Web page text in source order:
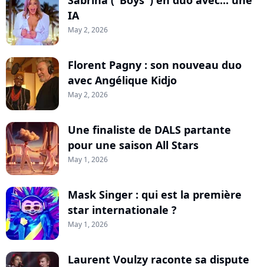
IA
May 2, 2026
Florent Pagny : son nouveau duo
avec Angélique Kidjo
May 2, 2026
Une finaliste de DALS partante
pour une saison All Stars
May 1, 2026
Mask Singer : qui est la première
star internationale ?
May 1, 2026
Laurent Voulzy raconte sa dispute